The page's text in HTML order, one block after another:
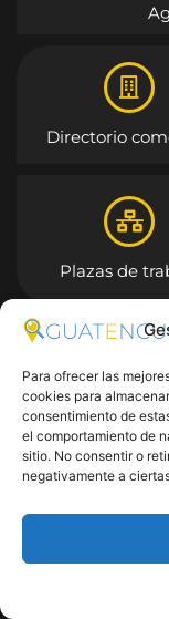
Para ofrecer las
cookies para
consentimiento de
el comportamiento de
sitio. No consentir o
negativamente a
Directorio
Plazas de